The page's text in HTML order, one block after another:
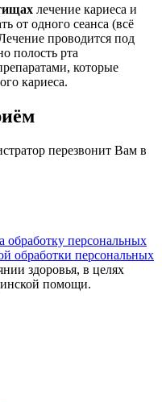
лечение кариеса и
от одного сеанса (всё
проводится под
полость рта
которые
кариеса.
перезвонит Вам в
обработку персональных
обработки персональных
здоровья, в целях
помощи.